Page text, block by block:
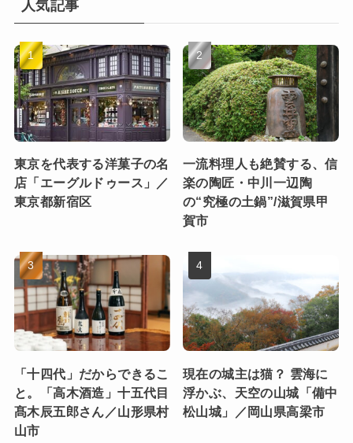
人気記事
東京を代表する洋菓子の名
店「エーグルドゥース」／
東京都新宿区
一流料理人も絶賛する、信
楽の陶匠・中川一辺陶
の“究極の土鍋”/滋賀県甲
賀市
「十四代」だからできるこ
と。「高木酒造」十五代目
髙木辰五郎さん／山形県村
山市
現在の城主は猫？ 雲海に
浮かぶ、天空の山城「備中
松山城」／岡山県高梁市